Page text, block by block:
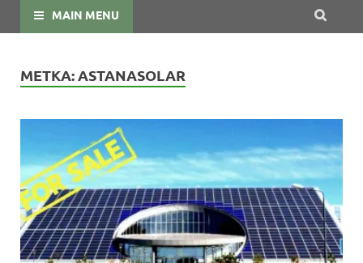
MAIN MENU
МЕТКА:ASTANASOLAR